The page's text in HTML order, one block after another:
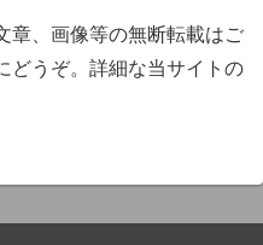
章、画像等の無断転載はご
どうぞ。詳細な当サイトの